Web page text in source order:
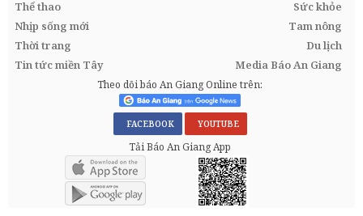
Thể thao
Sức khỏe
Nhịp sống mới
Tam nông
Thời trang
Du lịch
Tin tức miền Tây
Media Báo An Giang
Theo dõi báo An Giang Online trên:
FACEBOOK YOUTUBE
Tải Báo An Giang App